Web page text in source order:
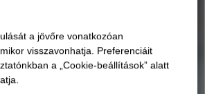
a jövőre vonatkozóan
visszavonhatja. Preferenciáit
a „Cookie-beállítások” alatt